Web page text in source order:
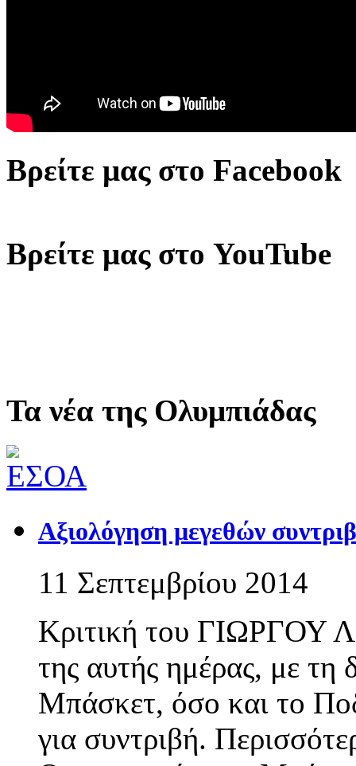
Βρείτε μας στο Facebook
Βρείτε μας στο YouTube
Τα νέα της Ολυμπιάδας
Αξιολόγηση μεγεθών
11 Σεπτεμβρίου 2014
Κριτική του ΓΙΩΡΓΟΥ
της αυτής ημέρας, με τη
Μπάσκετ, όσο και το
για συντριβή.